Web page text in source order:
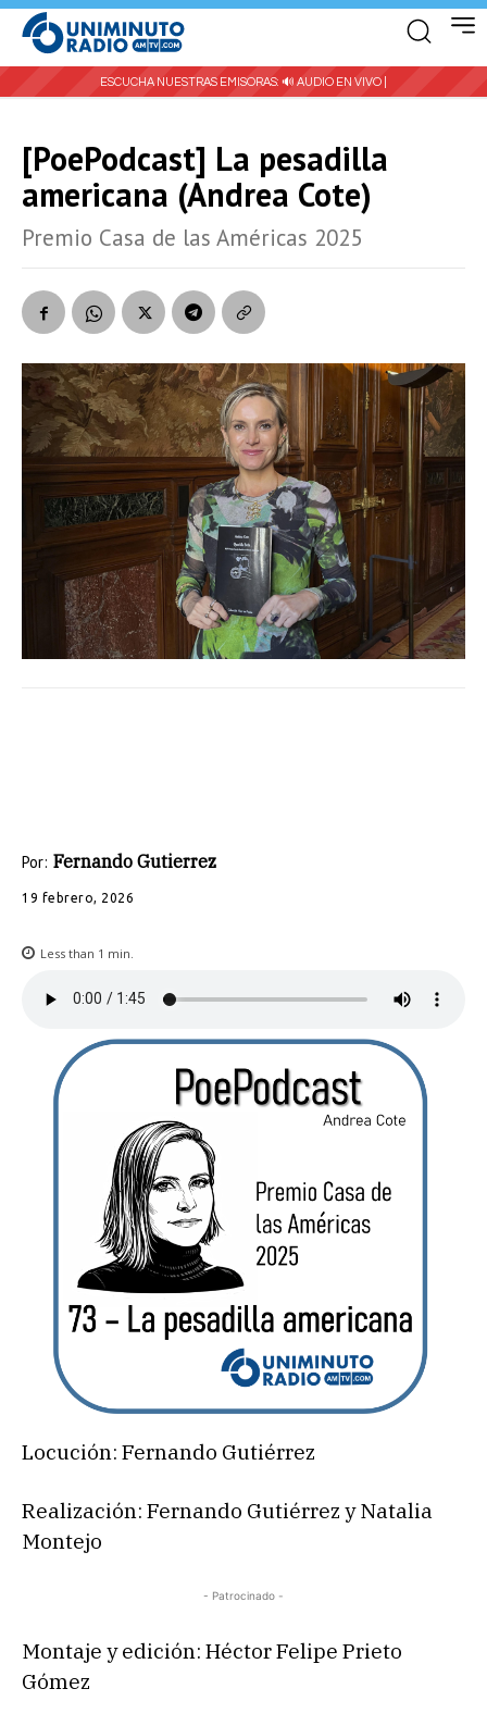
ESCUCHA NUESTRAS EMISORAS: 🔊 AUDIO EN VIVO |
[PoePodcast] La pesadilla
americana (Andrea Cote)
Premio Casa de las Américas 2025
Por: Fernando Gutierrez
19 febrero, 2026
Less than 1 min.
Locución: Fernando Gutiérrez
Realización: Fernando Gutiérrez y Natalia
Montejo
- Patrocinado -
Montaje y edición: Héctor Felipe Prieto
Gómez